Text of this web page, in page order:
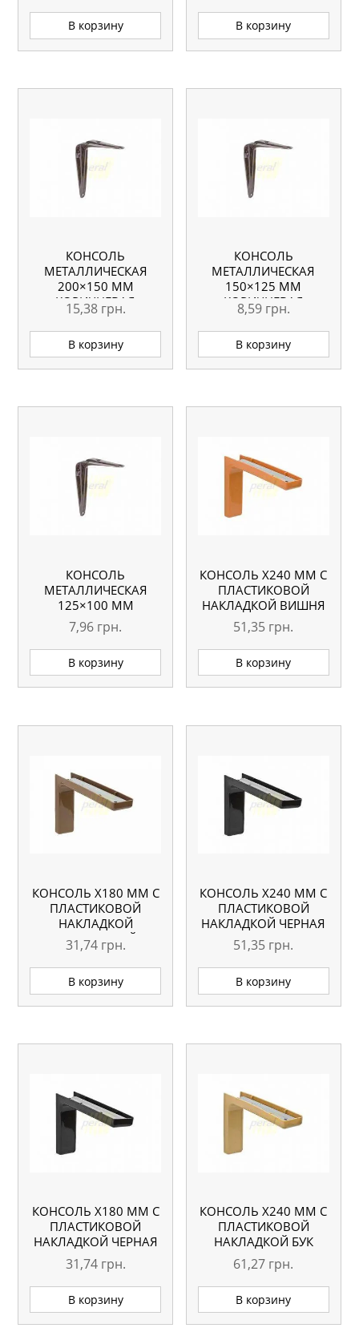
В корзину В корзину
КОНСОЛЬ
МЕТАЛЛИЧЕСКАЯ
200×150 ММ
КОРИЧНЕВАЯ
15,38 грн.
В корзину
КОНСОЛЬ
МЕТАЛЛИЧЕСКАЯ
150×125 ММ
КОРИЧНЕВАЯ
8,59 грн.
В корзину
КОНСОЛЬ
МЕТАЛЛИЧЕСКАЯ
125×100 ММ
КОРИЧНЕВАЯ
7,96 грн.
В корзину
КОНСОЛЬ Х240 ММ С
ПЛАСТИКОВОЙ
НАКЛАДКОЙ ВИШНЯ
51,35 грн.
В корзину
КОНСОЛЬ Х180 ММ С
ПЛАСТИКОВОЙ
НАКЛАДКОЙ
КОРИЧНЕВЫЙ
31,74 грн.
В корзину
КОНСОЛЬ Х240 ММ С
ПЛАСТИКОВОЙ
НАКЛАДКОЙ ЧЕРНАЯ
51,35 грн.
В корзину
КОНСОЛЬ Х180 ММ С
ПЛАСТИКОВОЙ
НАКЛАДКОЙ ЧЕРНАЯ
31,74 грн.
В корзину
КОНСОЛЬ Х240 ММ С
ПЛАСТИКОВОЙ
НАКЛАДКОЙ БУК
61,27 грн.
В корзину